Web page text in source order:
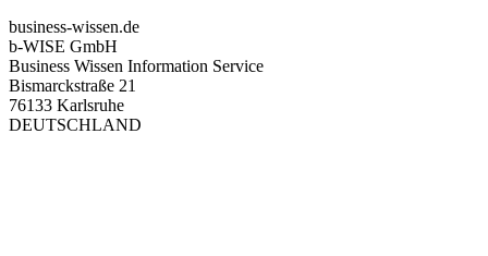
business-wissen.de
b-WISE GmbH
Business Wissen Information Service
Bismarckstraße 21
76133 Karlsruhe
DEUTSCHLAND